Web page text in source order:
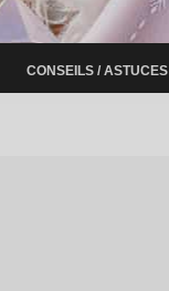
CONSEILS / ASTUCES